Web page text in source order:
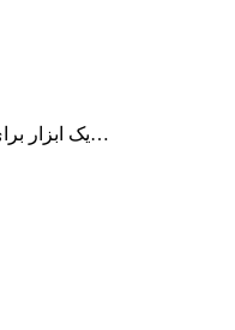
iSmartTrain یک ابزار برای ذخیره کردن و دوره کردن برنامه های ورزشی خود است…